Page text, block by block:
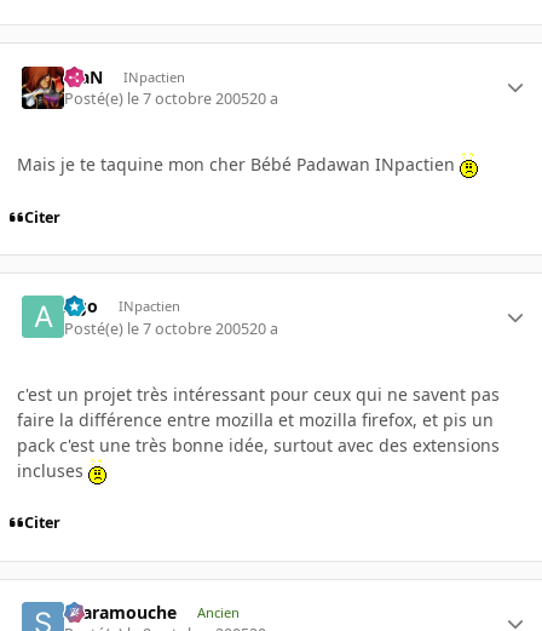
KiaN INpactien
Posté(e) le 7 octobre 200520 a
Mais je te taquine mon cher Bébé Padawan INpactien
Citer
Ago INpactien
Posté(e) le 7 octobre 200520 a
c'est un projet très intéressant pour ceux qui ne savent pas
faire la différence entre mozilla et mozilla firefox, et pis un
pack c'est une très bonne idée, surtout avec des extensions
incluses
Citer
Scaramouche Ancien